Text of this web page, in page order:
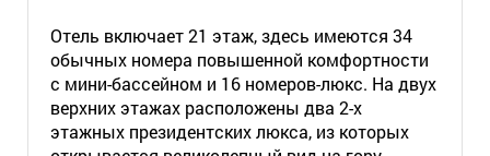
Отель включает 21 этаж, здесь имеются 34
обычных номера повышенной комфортности
с мини-бассейном и 16 номеров-люкс. На двух
верхних этажах расположены два 2-х
этажных президентских люкса, из которых